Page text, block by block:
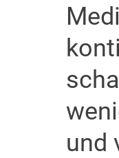
und